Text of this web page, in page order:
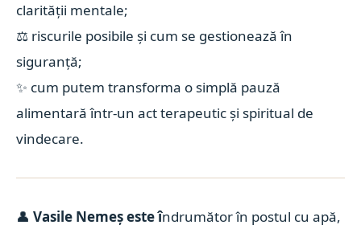
clarității mentale;
⚖️ riscurile posibile și cum se gestionează în
siguranță;
✨ cum putem transforma o simplă pauză
alimentară într-un act terapeutic și spiritual de
vindecare.
👤Vasile Nemeș este îndrumător în postul cu apă,